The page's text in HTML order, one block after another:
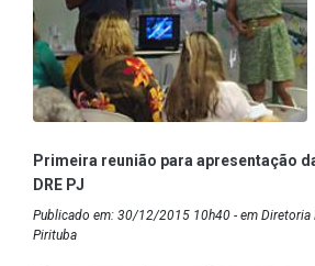
Primeira reunião para apresentação
DRE PJ
Publicado em: 30/12/2015 10h40 - em Diretoria
Pirituba